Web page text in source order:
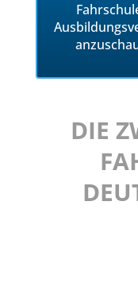
DIE